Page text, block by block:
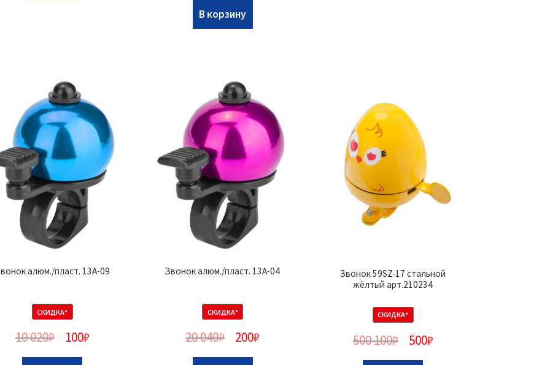
В корзину
алюм./пласт. 13A-09
СКИДКА*
10 020₽ 100₽
Звонок алюм./пласт. 13A-04
СКИДКА*
20 040₽ 200₽
Звонок 59SZ-17 стальной
жёлтый арт.210234
СКИДКА*
500 100₽ 500₽